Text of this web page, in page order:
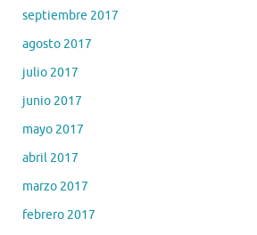
septiembre 2017
agosto 2017
julio 2017
junio 2017
mayo 2017
abril 2017
marzo 2017
febrero 2017